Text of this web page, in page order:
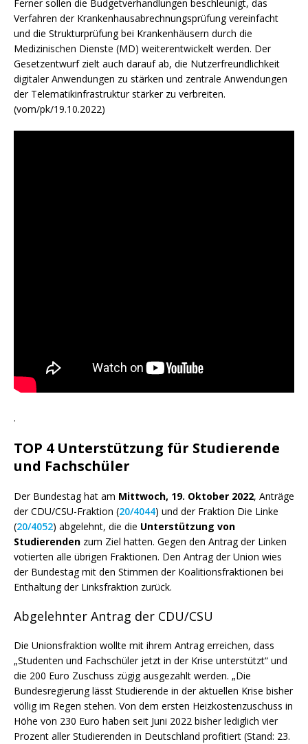
Ferner sollen die Budgetverhandlungen beschleunigt, das
Verfahren der Krankenhausabrechnungsprüfung vereinfacht
und die Strukturprüfung bei Krankenhäusern durch die
Medizinischen Dienste (MD) weiterentwickelt werden. Der
Gesetzentwurf zielt auch darauf ab, die Nutzerfreundlichkeit
digitaler Anwendungen zu stärken und zentrale Anwendungen
der Telematikinfrastruktur stärker zu verbreiten.
(vom/pk/19.10.2022)
.
TOP 4 Unterstützung für Studierende
und Fachschüler
Der Bundestag hat am Mittwoch, 19. Oktober 2022, Anträge
der CDU/CSU-Fraktion (20/4044) und der Fraktion Die Linke
(20/4052) abgelehnt, die die Unterstützung von
Studierenden zum Ziel hatten. Gegen den Antrag der Linken
votierten alle übrigen Fraktionen. Den Antrag der Union wies
der Bundestag mit den Stimmen der Koalitionsfraktionen bei
Enthaltung der Linksfraktion zurück.
Abgelehnter Antrag der CDU/CSU
Die Unionsfraktion wollte mit ihrem Antrag erreichen, dass
„Studenten und Fachschüler jetzt in der Krise unterstützt“ und
die 200 Euro Zuschuss zügig ausgezahlt werden. „Die
Bundesregierung lässt Studierende in der aktuellen Krise bisher
völlig im Regen stehen. Von dem ersten Heizkostenzuschuss in
Höhe von 230 Euro haben seit Juni 2022 bisher lediglich vier
Prozent aller Studierenden in Deutschland profitiert (Stand: 23.